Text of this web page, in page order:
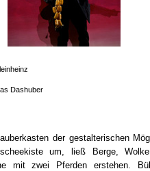
Dashuber
der gestalterischen
um, ließ Berge,
mit zwei Pferden erstehen.